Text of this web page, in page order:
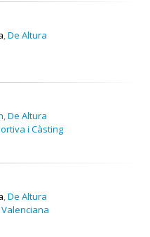
,De Altura
,De Altura
i Càsting
,De Altura